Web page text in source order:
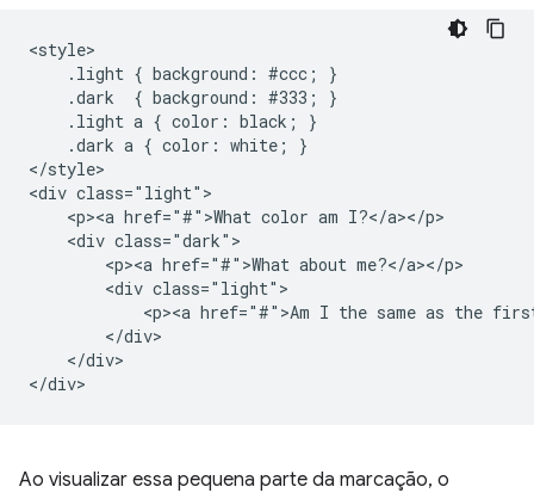
<style>
    .light { background: #ccc; }
    .dark  { background: #333; }
    .light a { color: black; }
    .dark a { color: white; }
</style>
<div class="light">
    <p><a href="#">What color am I?</a></p>
    <div class="dark">
        <p><a href="#">What about me?</a></p>
        <div class="light">
<p><a href="#">Am I the same as the
        </div>
    </div>
Ao visualizar essa pequena parte da marcação, o